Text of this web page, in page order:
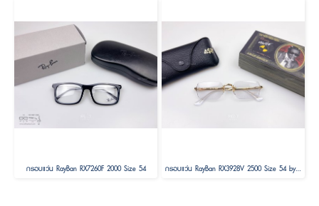
กรอบแว่น RayBan RX7260F 2000 Size 54 กรอบแว่น RayBan RX3928V 2500 Size 54 by A$AP ASAP Rocky